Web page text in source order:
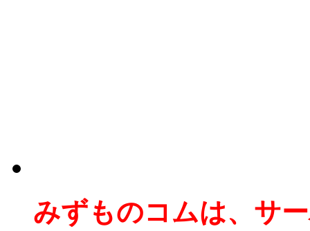
みずものコムは、サ